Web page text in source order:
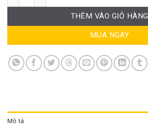
THÊM VÀO GIỎ HÀNG
MUA NGAY
Mô tả